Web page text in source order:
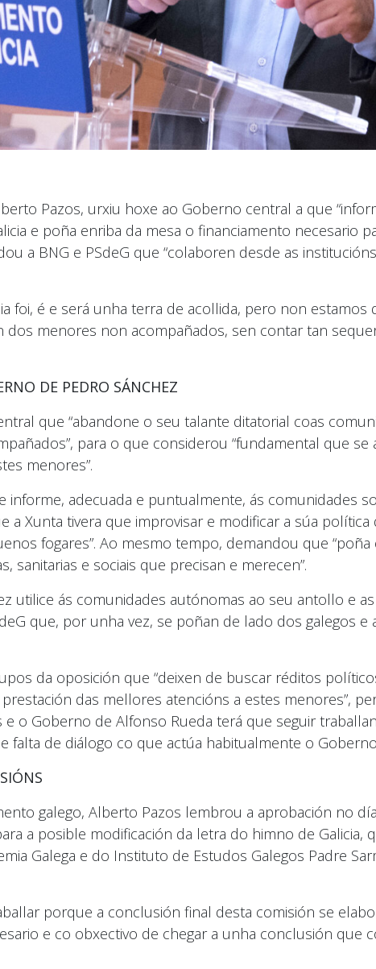
Pazos, urxiu hoxe ao Goberno central a que
e poña enriba da mesa o financiamento necesario
a BNG e PSdeG que “colaboren desde as
foi, é e será unha terra de acollida, pero non
menores non acompañados, sen contar tan
DE PEDRO SÁNCHEZ
que “abandone o seu talante ditatorial coas
para o que considerou “fundamental que
menores”.
informe, adecuada e puntualmente, ás comunidades
a Xunta tivera que improvisar e modificar a súa
fogares”. Ao mesmo tempo, demandou que
sanitarias e sociais que precisan e merecen”.
utilice ás comunidades autónomas ao seu antollo e
que, por unha vez, se poñan de lado dos galegos
da oposición que “deixen de buscar réditos
das mellores atencións a estes menores”,
e o Goberno de Alfonso Rueda terá que seguir
falta de diálogo co que actúa habitualmente o
galego, Alberto Pazos lembrou a aprobación no
a posible modificación da letra do himno de Galicia,
Galega e do Instituto de Estudos Galegos Padre
porque a conclusión final desta comisión se
e co obxectivo de chegar a unha conclusión que